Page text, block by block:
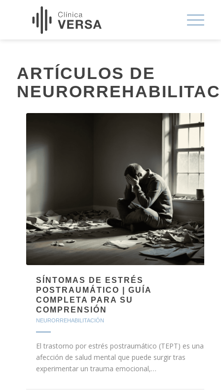
ARTÍCULOS DE
SÍNTOMAS DE ESTRÉS
POSTRAUMÁTICO | GUÍA
COMPLETA PARA SU
COMPRENSIÓN
NEURORREHABILITACIÓN
El trastorno por estrés postraumático (TEPT) es una
afección de salud mental que puede surgir tras
experimentar un trauma emocional,…